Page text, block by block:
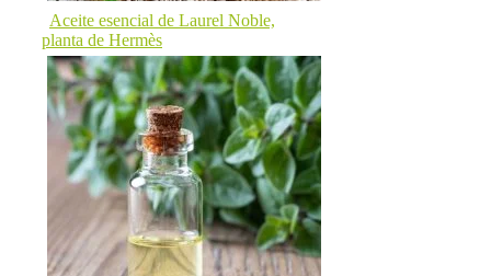
Aceite esencial de Laurel Noble,
planta de Hermès